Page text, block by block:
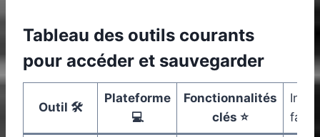
Tableau des outils courants
pour accéder et sauvegarder
Outil 🛠️
Plateforme
💻
Fonctionnalités
clés ⭐
facile